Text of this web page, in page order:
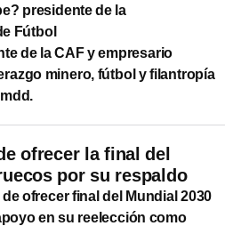
presidente de la
Fútbol
de la CAF y empresario
minero, fútbol y filantropía
ofrecer la final del
por su respaldo
ofrecer final del Mundial 2030
en su reelección como